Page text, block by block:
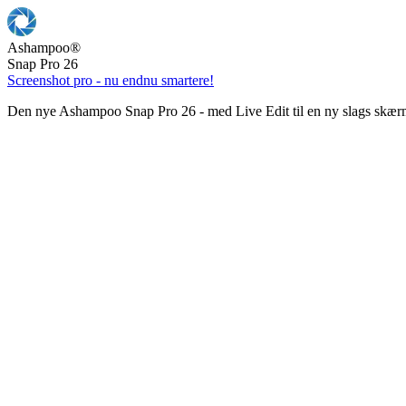
Ashampoo®
Snap Pro 26
Screenshot pro - nu endnu smartere!
Den nye Ashampoo Snap Pro 26 - med Live Edit til en ny slags